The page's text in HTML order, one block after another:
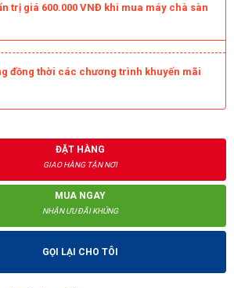
trị giá 600.000 VNĐ khi mua máy chà sàn
đồng thời các chương trình khuyến mãi
ĐẶT HÀNG
GIAO HÀNG TẬN NƠI
MUA NGAY
NHẬN ƯU ĐÃI KHỦNG
GỌI LẠI CHO TÔI